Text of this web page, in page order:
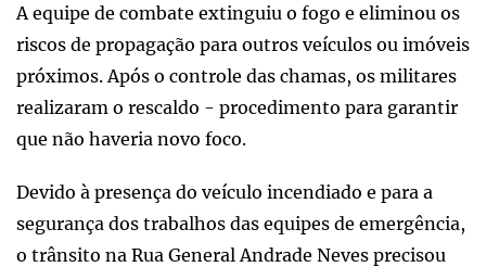
A equipe de combate extinguiu o fogo e eliminou os
riscos de propagação para outros veículos ou imóveis
próximos. Após o controle das chamas, os militares
realizaram o rescaldo - procedimento para garantir
que não haveria novo foco.
Devido à presença do veículo incendiado e para a
segurança dos trabalhos das equipes de emergência,
o trânsito na Rua General Andrade Neves precisou